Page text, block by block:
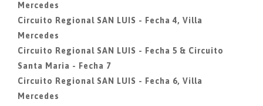
Mercedes
Circuito Regional SAN LUIS - Fecha 4, Villa
Mercedes
Circuito Regional SAN LUIS - Fecha 5 & Circuito
Santa Maria - Fecha 7
Circuito Regional SAN LUIS - Fecha 6, Villa
Mercedes